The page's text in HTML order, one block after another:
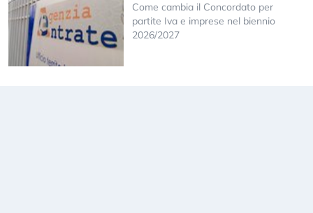
Come cambia il Concordato per
partite Iva e imprese nel biennio
2026/2027